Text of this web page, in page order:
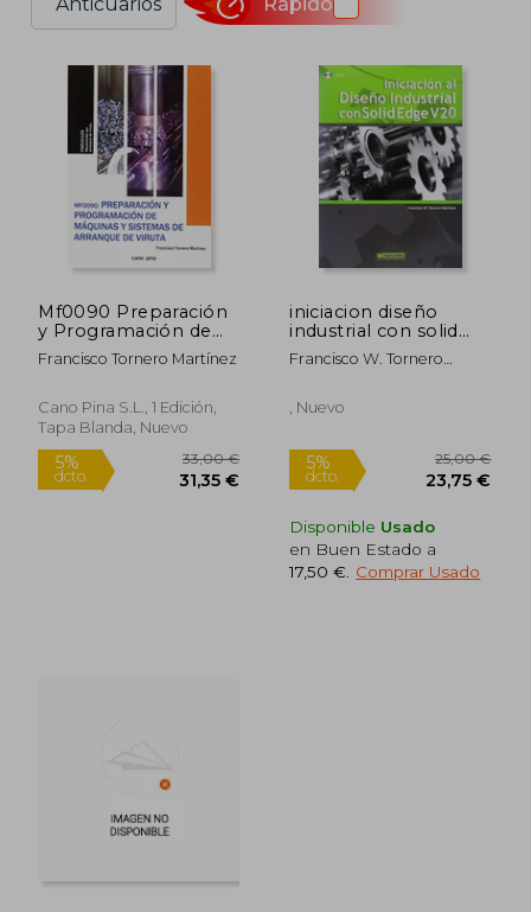
Mf0090 Preparación
y Programación de
Máquinas y Sistemas
de Arranque de Viruta
Francisco Tornero Martínez
Cano Pina S.L., 1 Edición,
Tapa Blanda, Nuevo
iniciacion diseño
industrial con solid
edge v20
Francisco W. Tornero
, Nuevo
Disponible Usado
en Buen Estado a
17,50 € Comprar Usado